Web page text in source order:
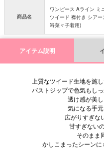
商品名
ワンピース Aライン ミ
ツイード 襟付き シア
嵜菜々子着用)
アイテム説明
上質なツイード生地を施
バストジップで色気もし
透け感が美
気になる手元
広がりすぎな
甘すぎない
そのまま
かしこまったシーン